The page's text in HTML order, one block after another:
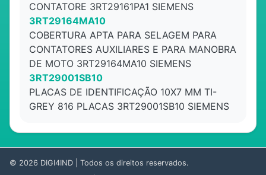
CONTATORE 3RT29161PA1 SIEMENS
3RT29164MA10
COBERTURA APTA PARA SELAGEM PARA
CONTATORES AUXILIARES E PARA MANOBRA
DE MOTO 3RT29164MA10 SIEMENS
3RT29001SB10
PLACAS DE IDENTIFICAÇÃO 10X7 MM TI-
GREY 816 PLACAS 3RT29001SB10 SIEMENS
© 2026 DIGI4IND | Todos os direitos reservados.